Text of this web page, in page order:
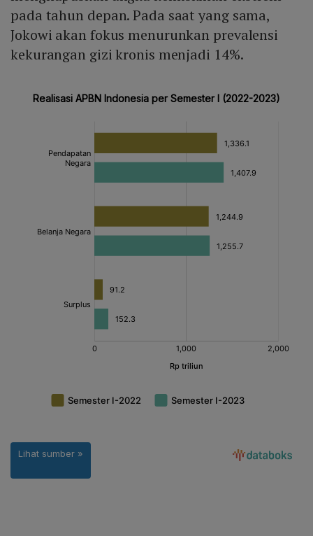
pada tahun depan. Pada saat yang sama,
Jokowi akan fokus menurunkan prevalensi
kekurangan gizi kronis menjadi 14%.